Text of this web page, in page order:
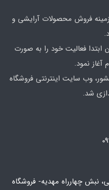
زمینه فروش محصولات آرایشی و
ابتدا فعالیت خود را به صورت
آغاز نمود.
وب سایت اینترنتی فروشگاه
نبش چهارراه مهدیه- فروشگاه